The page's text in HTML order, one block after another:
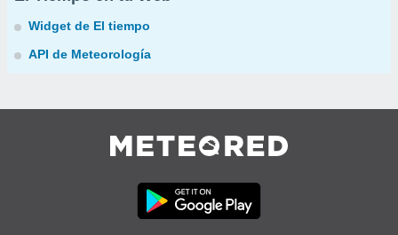
Widget de El tiempo
API de Meteorología